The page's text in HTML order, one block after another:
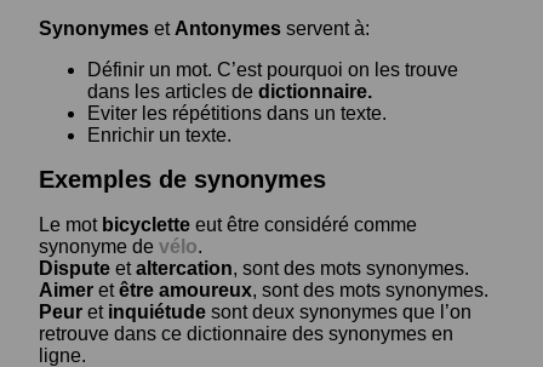
Synonymes et Antonymes servent à:
Définir un mot. C’est pourquoi on les trouve
dans les articles de dictionnaire.
Eviter les répétitions dans un texte.
Enrichir un texte.
Exemples de synonymes
Le mot bicyclette eut être considéré comme
synonyme de vélo.
Dispute etaltercation, sont des mots synonymes.
Aimer etêtre amoureux, sont des mots synonymes.
Peur et inquiétude sont deux synonymes que l’on
retrouve dans ce dictionnaire des synonymes en
ligne.